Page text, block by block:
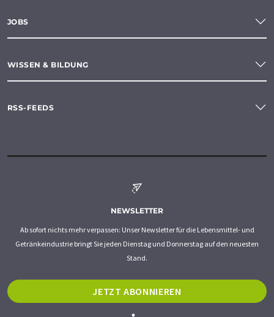
JOBS
WISSEN & BILDUNG
RSS-FEEDS
NEWSLETTER
Ab sofort nichts mehr verpassen: Unser Newsletter für die Lebensmittel- und
Getränkeindustrie bringt Sie jeden Dienstag und Donnerstag auf den neuesten
Stand.
JETZT ABONNIEREN